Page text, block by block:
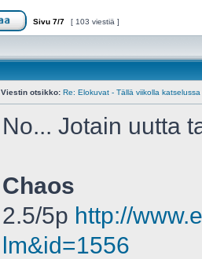
Sivu 7/7 [ 103 viestiä ]
Viestin otsikko: Re: Elokuvat - Tällä viikolla katselussa
No... Jotain uutta
Chaos
2.5/5p http://
lm&id=1556